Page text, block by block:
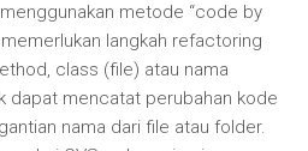
metode “code by
langkah refactoring
class (file) atau nama
dapat mencatat perubahan kode
nama dari file atau folder.